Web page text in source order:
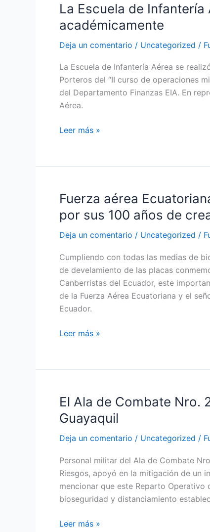
La Escuela de
académicamente
Deja un comentario / Uncategorized /
La Escuela de Infantería Aérea se
Porteros del “II curso de operaciones
del Departamento Finanzas EIA. En
Aérea.
La
Escuela
de
Infantería
realizó
entrega
de
banderín
alumno
Leer más »
Fuerza aérea
por sus 100 años de
Deja un comentario / Uncategorized /
Cumpliendo con todas las medias de
de develamiento de las placas
Canberristas del Ecuador, este
de la Fuerza Aérea Ecuatoriana y el
Ecuador.
Fuerza
Ecuatoriana
realizó
de
develamiento
de
placas
conmemorativas
sus
Leer más »
El Ala de Combate Nro.
Guayaquil
Deja un comentario / Uncategorized /
Personal militar del Ala de Combate
Riesgos, apoyó en la mitigación de un
mencionar que este Reparto Operativo
bioseguridad y distanciamiento
El
Ala
de
Combate
22
brindó
apoyo
con
mitigación
Leer más »